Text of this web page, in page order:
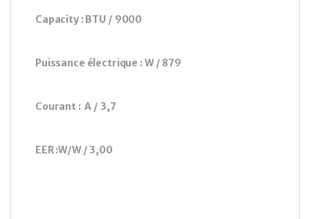
Capacity : BTU / 9000
Puissance électrique : W / 879
Courant :A / 3,7
EER :W/W / 3,00